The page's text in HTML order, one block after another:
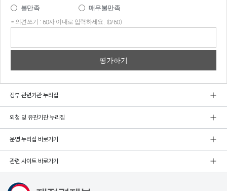
불만족
매우불만족
* 의견쓰기 : 60자 이내로 입력하세요. (0/60)
정부 관련기관 누리집
외청 및 유관기관 누리집
운영 누리집 바로가기
관련 사이트 바로가기